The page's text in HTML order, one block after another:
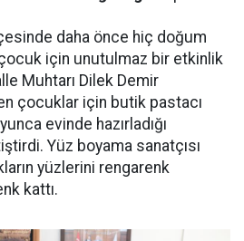
daha önce hiç doğum
için unutulmaz bir etkinlik
Muhtarı Dilek Demir
çocuklar için butik pastacı
evinde hazırladığı
Yüz boyama sanatçısı
yüzlerini rengarenk
kattı.